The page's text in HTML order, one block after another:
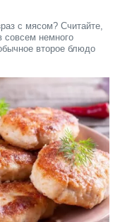
с мясом? Считайте,
немного
второе блюдо